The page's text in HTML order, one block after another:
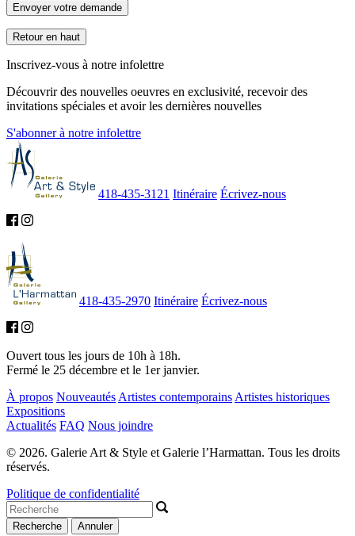
Envoyer votre demande
Retour en haut
Inscrivez-vous à notre infolettre
Découvrir des nouvelles oeuvres en exclusivité, recevoir des
invitations spéciales et avoir les dernières nouvelles
S'abonner à notre infolettre
418-435-3121 Itinéraire Écrivez-nous
418-435-2970 Itinéraire Écrivez-nous
Ouvert tous les jours de 10h à 18h.
Fermé le 25 décembre et le 1er janvier.
À propos Nouveautés Artistes contemporains Artistes historiques
Expositions
Actualités FAQ Nous joindre
© 2026. Galerie Art & Style et Galerie l’Harmattan. Tous les droits
réservés.
Politique de confidentialité
Recherche Annuler